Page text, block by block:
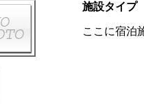
施設タイプ
ここに宿泊